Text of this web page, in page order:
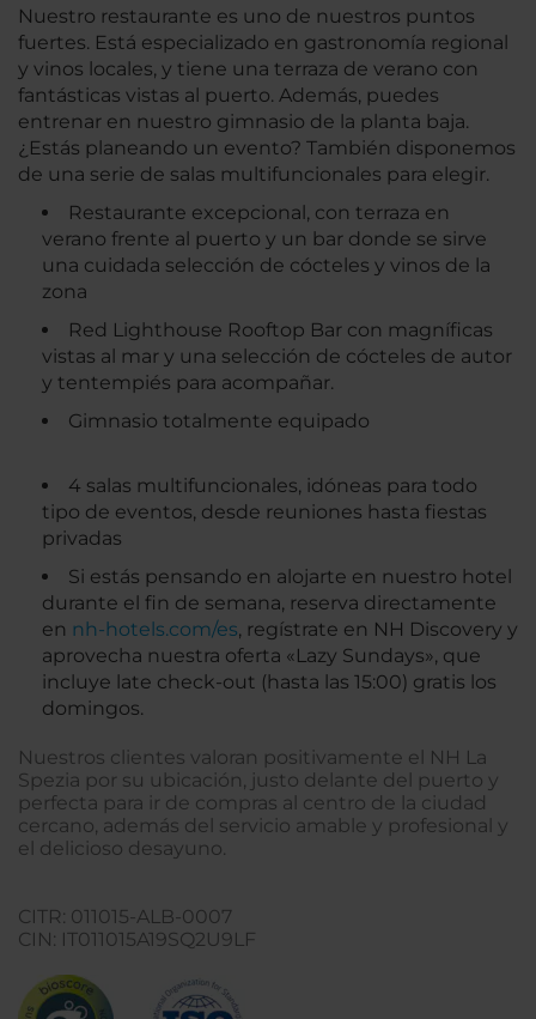
Nuestro restaurante es uno de nuestros puntos
fuertes. Está especializado en gastronomía regional
y vinos locales, y tiene una terraza de verano con
fantásticas vistas al puerto. Además, puedes
entrenar en nuestro gimnasio de la planta baja.
¿Estás planeando un evento? También disponemos
de una serie de salas multifuncionales para elegir.
Restaurante excepcional, con terraza en
verano frente al puerto y un bar donde se sirve
una cuidada selección de cócteles y vinos de la
zona
Red Lighthouse Rooftop Bar con magníficas
vistas al mar y una selección de cócteles de autor
y tentempiés para acompañar.
Gimnasio totalmente equipado
4 salas multifuncionales, idóneas para todo
tipo de eventos, desde reuniones hasta fiestas
privadas
Si estás pensando en alojarte en nuestro hotel
durante el fin de semana, reserva directamente
en nh-hotels.com/es, regístrate en NH Discovery y
aprovecha nuestra oferta «Lazy Sundays», que
incluye late check-out (hasta las 15:00) gratis los
domingos.
Nuestros clientes valoran positivamente el NH La
Spezia por su ubicación, justo delante del puerto y
perfecta para ir de compras al centro de la ciudad
cercano, además del servicio amable y profesional y
el delicioso desayuno.
CITR: 011015-ALB-0007
CIN: IT011015A19SQ2U9LF